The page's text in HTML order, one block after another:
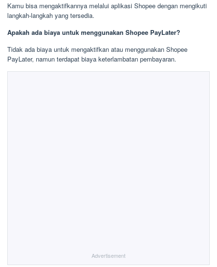
Kamu bisa mengaktifkannya melalui aplikasi Shopee dengan mengikuti
langkah-langkah yang tersedia.
Apakah ada biaya untuk menggunakan Shopee PayLater?
Tidak ada biaya untuk mengaktifkan atau menggunakan Shopee
PayLater, namun terdapat biaya keterlambatan pembayaran.
Advertisement